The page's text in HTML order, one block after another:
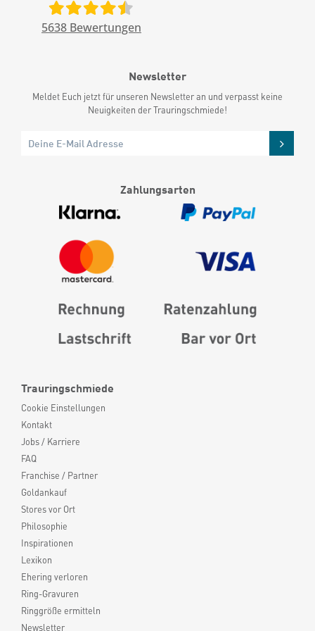
Trauringschmiede
Cookie Einstellungen
Kontakt
Jobs / Karriere
FAQ
Franchise / Partner
Goldankauf
Stores vor Ort
Philosophie
Inspirationen
Lexikon
Ehering verloren
Ring-Gravuren
Ringgröße ermitteln
Newsletter
5638 Bewertungen
Newsletter
Meldet Euch jetzt für unseren Newsletter an und verpasst keine
Neuigkeiten der Trauringschmiede!
Zahlungsarten